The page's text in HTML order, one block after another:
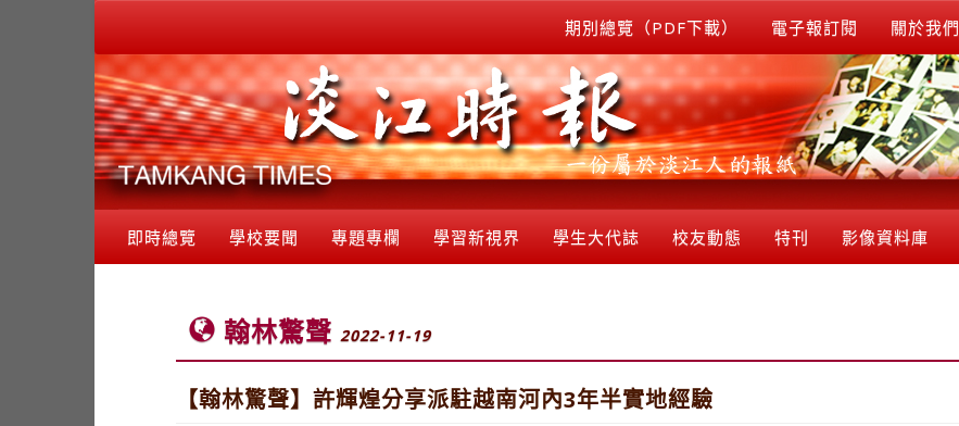
期別總覽（PDF下載） 電子報訂閱 關於我們
即時總覽 學校要聞 專題專欄 學習新視界 學生大代誌 校友動態 特刊 影像資料庫
翰林驚聲 2022-11-19
【翰林驚聲】許輝煌分享派駐越南河內3年半實地經驗